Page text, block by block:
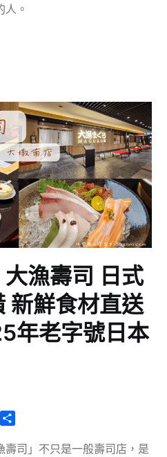
人。
大漁壽司 日式
新鮮食材直送
年老字號日本
WhatsApp
司」不只是一般壽司店，是